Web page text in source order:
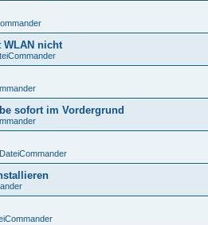
WLAN nicht
sofort im Vordergrund
DateiCommander